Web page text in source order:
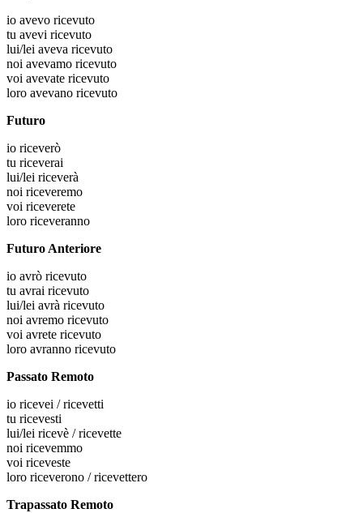
io avevo ricevuto
tu avevi ricevuto
lui/lei aveva ricevuto
noi avevamo ricevuto
voi avevate ricevuto
loro avevano ricevuto
Futuro
io riceverò
tu riceverai
lui/lei riceverà
noi riceveremo
voi riceverete
loro riceveranno
Futuro Anteriore
io avrò ricevuto
tu avrai ricevuto
lui/lei avrà ricevuto
noi avremo ricevuto
voi avrete ricevuto
loro avranno ricevuto
Passato Remoto
io ricevei / ricevetti
tu ricevesti
lui/lei ricevè / ricevette
noi ricevemmo
voi riceveste
loro riceverono / ricevettero
Trapassato Remoto